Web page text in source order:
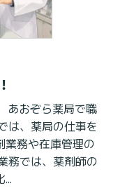
あおぞら薬局で職
は、薬局の仕事を
業務や在庫管理の
務では、薬剤師の